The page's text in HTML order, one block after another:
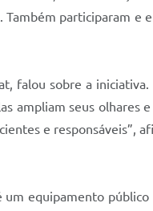
participaram e
falou sobre a
ampliam seus
e responsáveis”,
equipamento